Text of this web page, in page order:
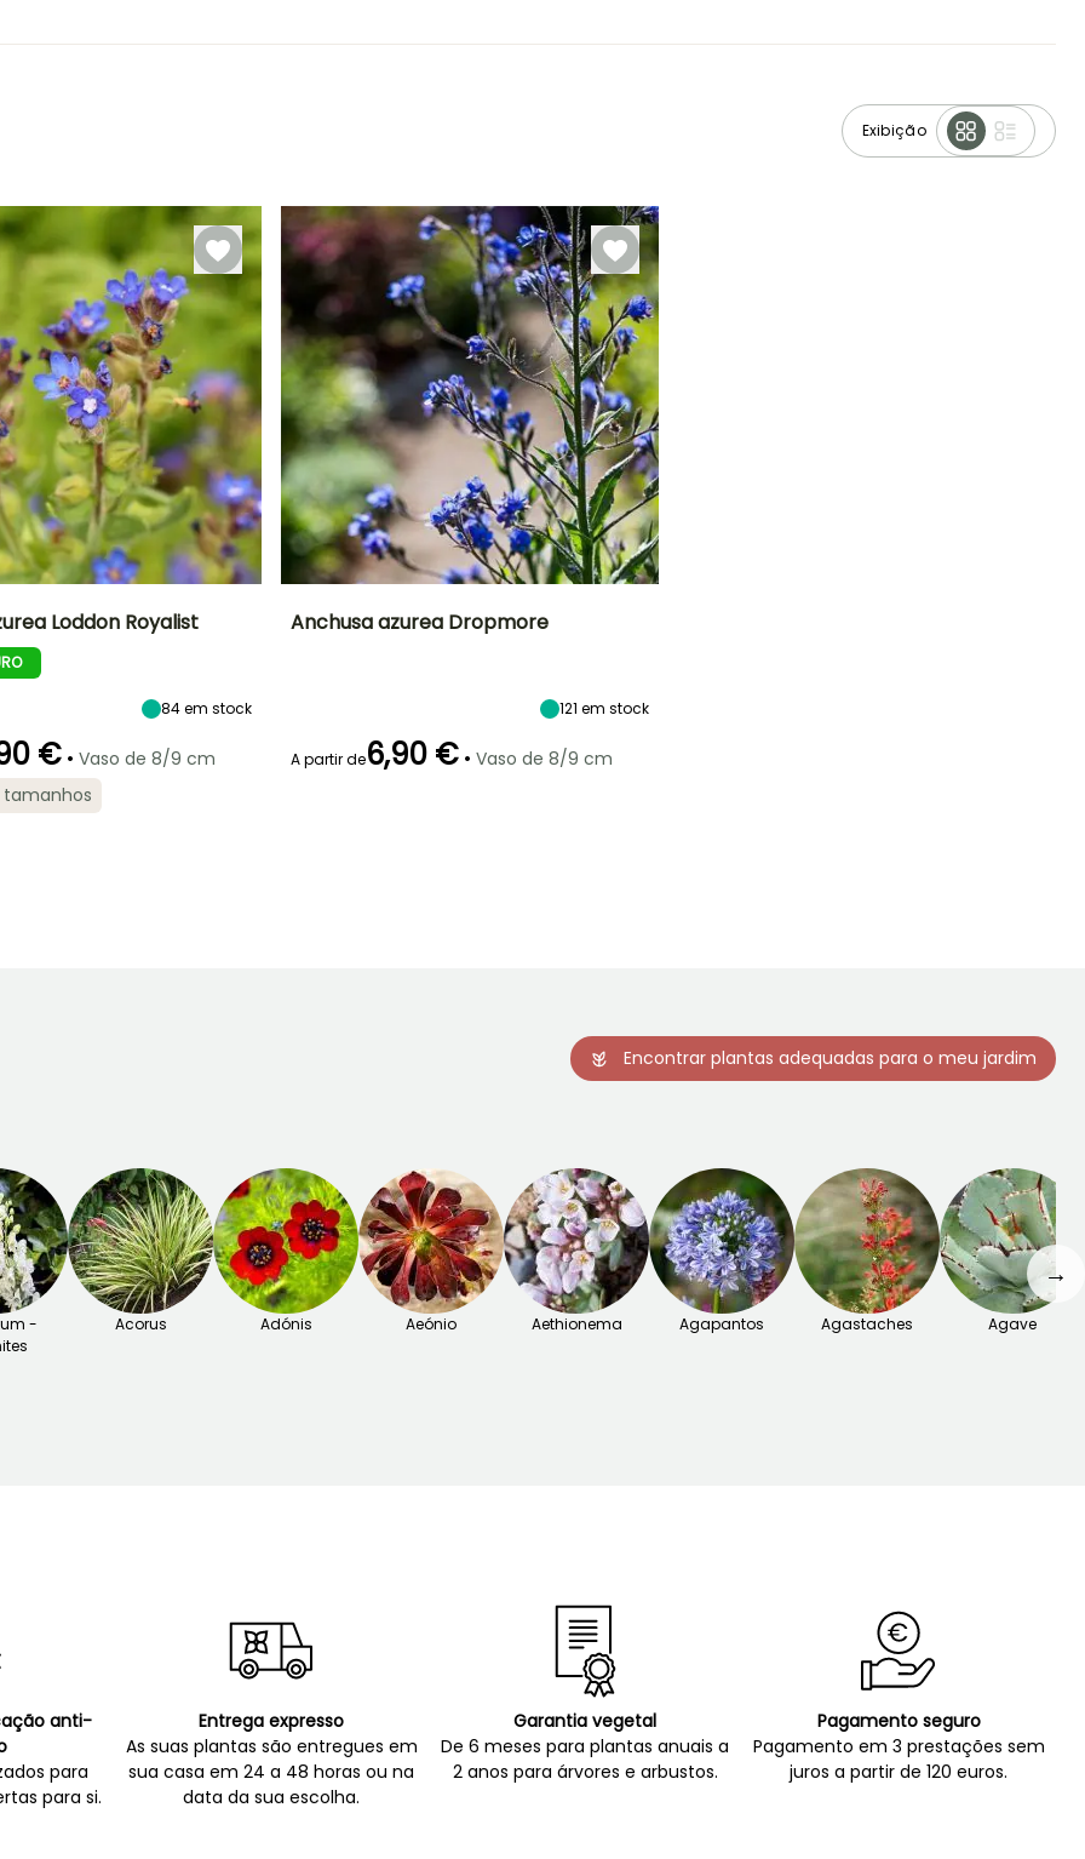
Exibição
maturidade
Período razoável de
Loddon Royalist
84em stock
€ • Vaso de 8/9 cm
tamanhos
Anchusa azurea Dropmore
121 em stock
A partir de6,90 € • Vaso de 8/9 cm
Encontrar plantas adequadas para o meu jardim
-
Acorus Adónis Aeónio Aethionema Agapantos Agastaches Agave
→
anti-
para
para si.
Entrega expresso
As suas plantas são entregues em
sua casa em 24 a 48 horas ou na
data da sua escolha.
Garantia vegetal
De 6 meses para plantas anuais a
2 anos para árvores e arbustos.
Pagamento seguro
Pagamento em 3 prestações sem
juros a partir de 120 euros.